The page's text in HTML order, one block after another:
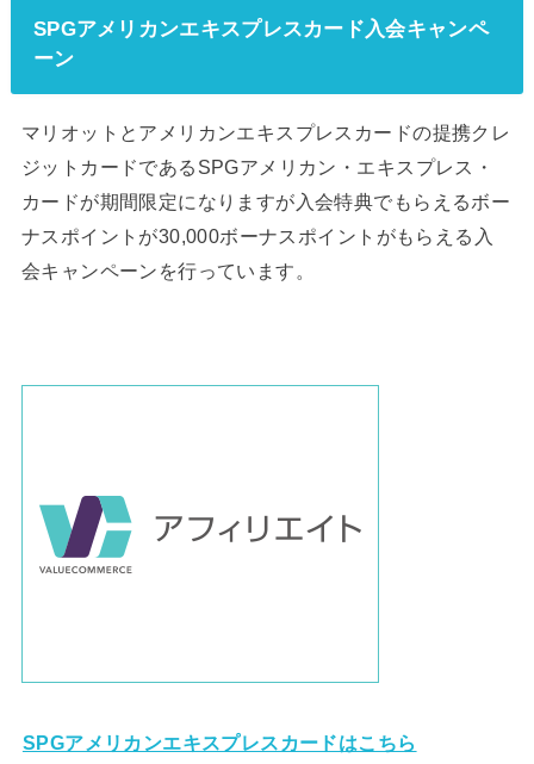
SPGアメリカンエキスプレスカード入会キャンペ
ーン
マリオットとアメリカンエキスプレスカードの提携クレ
ジットカードであるSPGアメリカン・エキスプレス・
カードが期間限定になりますが入会特典でもらえるボー
ナスポイントが30,000ボーナスポイントがもらえる入
会キャンペーンを行っています。
SPGアメリカンエキスプレスカードはこちら